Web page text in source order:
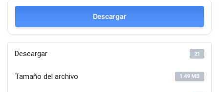
Descargar
Descargar 21
Tamaño del archivo 1.49 MB